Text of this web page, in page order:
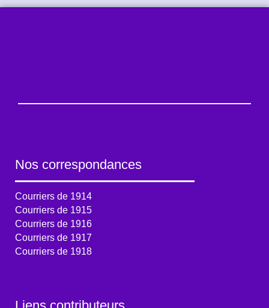
Nos correspondances
Courriers de 1914
Courriers de 1915
Courriers de 1916
Courriers de 1917
Courriers de 1918